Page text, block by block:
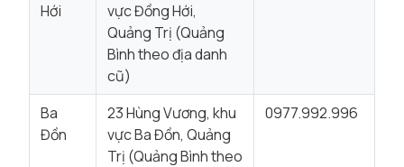
Hới
vực Đồng Hới,
Quảng Trị (Quảng
Bình theo địa danh
cũ)
Ba
Đồn
23 Hùng Vương, khu
vực Ba Đồn, Quảng
Trị (Quảng Bình theo
0977.992.996